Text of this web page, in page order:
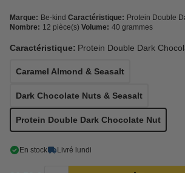
Marque: Be-kind Caractéristique: Protein Double
Nombre: 12 pièce(s) Volume: 40 grammes
Caractéristique: Protein Double Dark
Caramel Almond & Seasalt
Dark Chocolate Nuts & Seasalt
Protein Double Dark Chocolate Nut
En stock Livré lundi